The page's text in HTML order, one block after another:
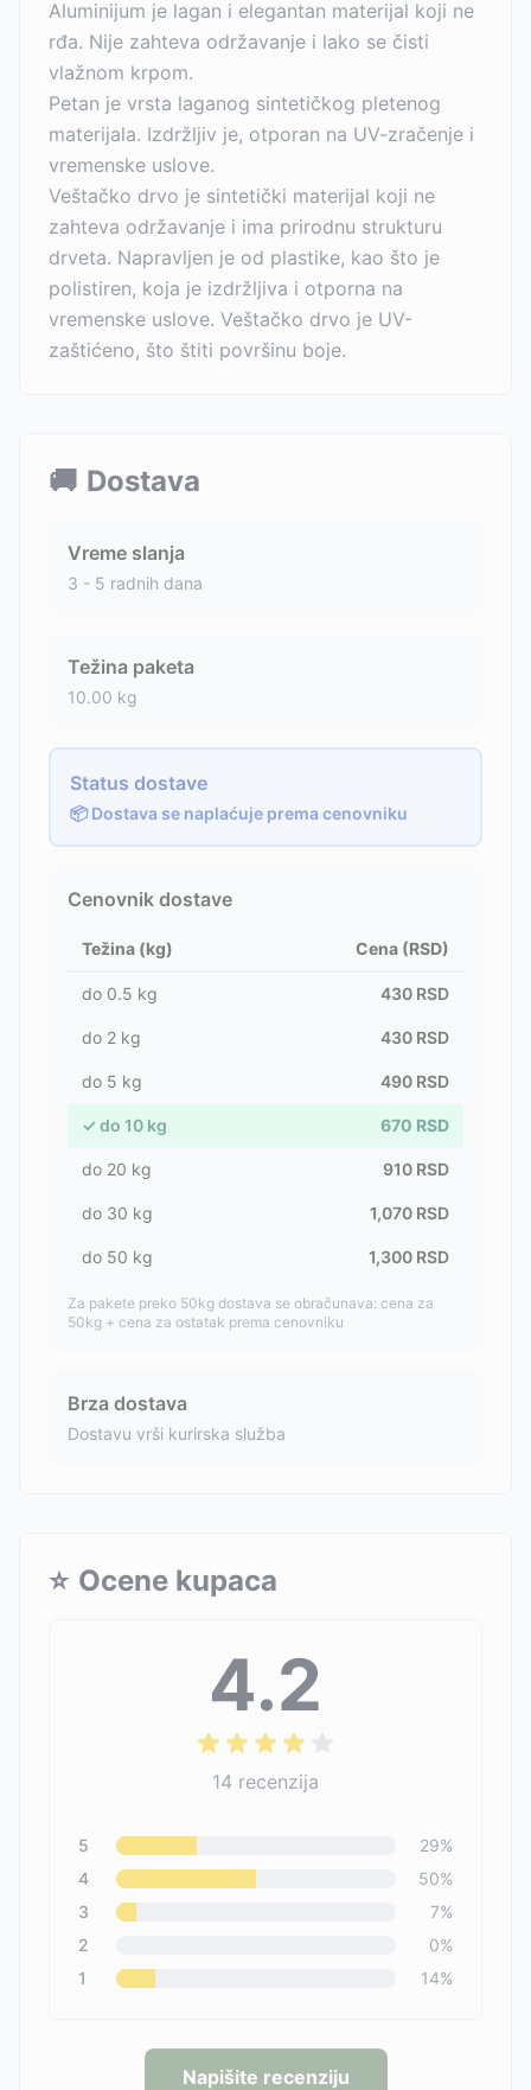
Aluminijum je lagan i elegantan materijal koji ne
rđa. Nije zahteva održavanje i lako se čisti
vlažnom krpom.
Petan je vrsta laganog sintetičkog pletenog
materijala. Izdržljiv je, otporan na UV-zračenje i
vremenske uslove.
Veštačko drvo je sintetički materijal koji ne
zahteva održavanje i ima prirodnu strukturu
drveta. Napravljen je od plastike, kao što je
polistiren, koja je izdržljiva i otporna na
vremenske uslove. Veštačko drvo je UV-
zaštićeno, što štiti površinu boje.
🚚 Dostava
Vreme slanja
3 - 5 radnih dana
Težina paketa
10.00 kg
Status dostave
📦 Dostava se naplaćuje prema cenovniku
Cenovnik dostave
Težina (kg) Cena (RSD)
do 0.5 kg 430 RSD
do 2 kg 430 RSD
do 5 kg 490 RSD
✓ do 10 kg 670 RSD
do 20 kg 910 RSD
do 30 kg 1,070 RSD
do 50 kg 1,300 RSD
Za pakete preko 50kg dostava se obračunava: cena za
50kg + cena za ostatak prema cenovniku
Brza dostava
Dostavu vrši kurirska služba
⭐ Ocene kupaca
4.2
14 recenzija
5 29%
4
50%
3
7%
2
0%
1
14%
Napišite recenziju